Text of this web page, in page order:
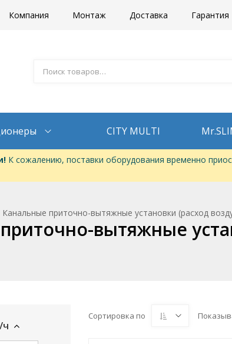
Компания Монтаж Доставка Гарантия
CITY MULTI
К сожалению, поставки оборудования временно
Канальные приточно-вытяжные установки (расход
вытяжные
ч
Сортировка по